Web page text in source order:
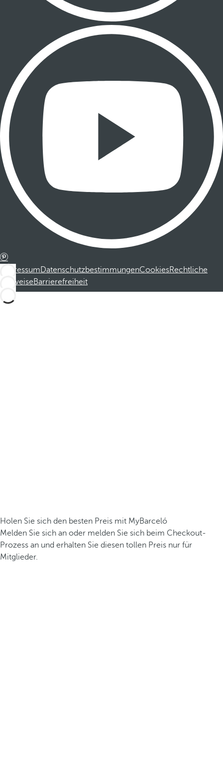
ImpressumDatenschutzbestimmungenCookiesRechtliche
HinweiseBarrierefreiheit
Holen Sie sich den besten Preis mit MyBarceló
Melden Sie sich an oder melden Sie sich beim Checkout-
Prozess an und erhalten Sie diesen tollen Preis nur für
Mitglieder.